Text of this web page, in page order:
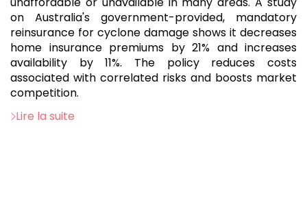
on Australia's government-provided, mandatory
reinsurance for cyclone damage shows it decreases
home insurance premiums by 21% and increases
availability by 11%. The policy reduces costs
associated with correlated risks and boosts market
competition.
Lire la suite